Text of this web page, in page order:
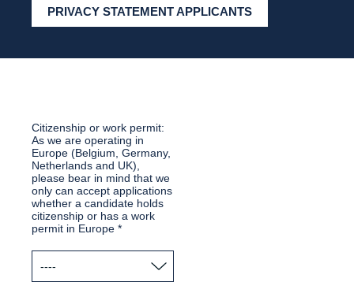
PRIVACY STATEMENT APPLICANTS
Citizenship or work permit:
As we are operating in
Europe (Belgium, Germany,
Netherlands and UK),
please bear in mind that we
only can accept applications
whether a candidate holds
citizenship or has a work
permit in Europe *